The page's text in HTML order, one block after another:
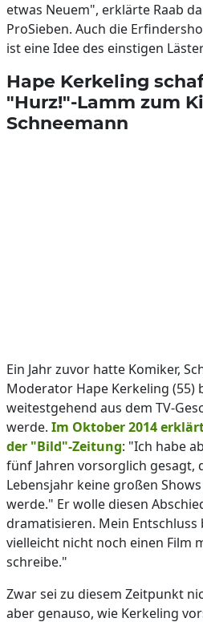
etwas Neuem", erklärte Raab
ProSieben. Auch die
ist eine Idee des einstigen
Hape Kerkeling
"Hurz!"-Lamm zum
Schneemann
Ein Jahr zuvor hatte Komiker,
Moderator Hape Kerkeling (55)
weitestgehend aus dem TV-
werde. Im Oktober 2014
der "Bild"-Zeitung: "Ich habe
fünf Jahren vorsorglich gesagt,
Lebensjahr keine großen
werde." Er wolle diesen
dramatisieren. Mein
vielleicht nicht noch einen Film
schreibe."
Zwar sei zu diesem Zeitpunkt
aber genauso, wie Kerkeling